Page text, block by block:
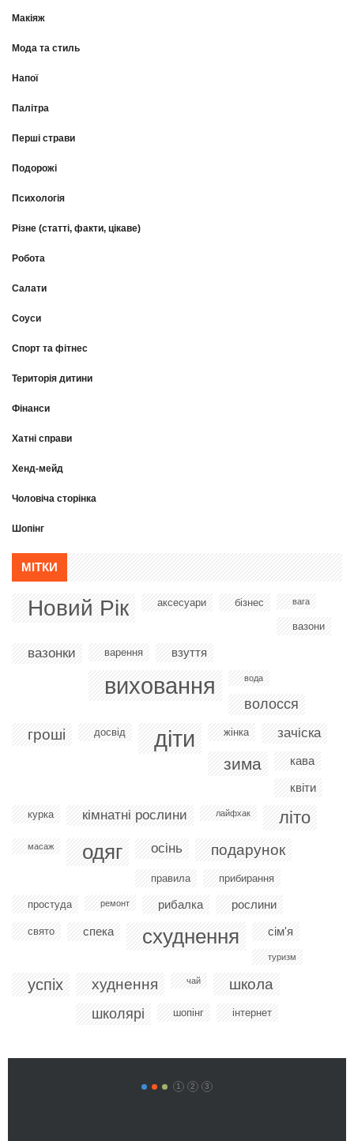
Макіяж
Мода та стиль
Напої
Палітра
Перші страви
Подорожі
Психологія
Різне (статті, факти, цікаве)
Робота
Салати
Соуси
Спорт та фітнес
Територія дитини
Фінанси
Хатні справи
Хенд-мейд
Чоловіча сторінка
Шопінг
МІТКИ
Новий Рік аксесуари бізнес вага
вазони
вазонки варення взуття
виховання вода
волосся
гроші досвід діти жінка зачіска
зима
кава
квіти
курка кімнатні рослини лайфхак літо
масаж одяг осінь подарунок
правила прибирання
простуда ремонт рибалка рослини
свято спека схуднення сім'я
туризм
успіх худнення чай школа
школярі шопінг інтернет
1 2 3